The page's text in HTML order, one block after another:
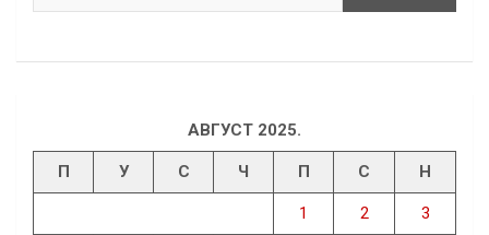
АВГУСТ 2025.
П У С Ч П С Н
1 2 3